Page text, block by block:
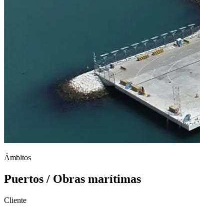
Ámbitos
Puertos / Obras marítimas
Cliente